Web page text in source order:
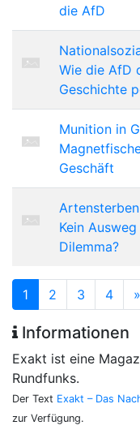
die AfD
Wie die AfD
Geschichte
Munition in
Geschäft
Kein
Dilemma?
1 2 3 4 »
Informationen
Exakt ist eine
Rundfunks.
Der Text Exakt – Das
zur Verfügung.